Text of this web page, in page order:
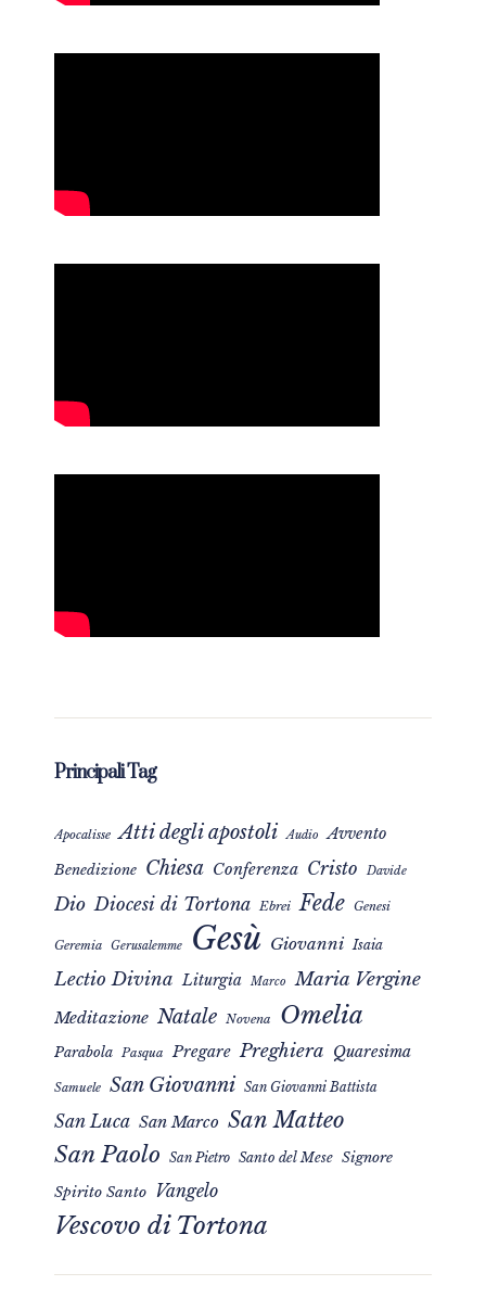
Principali Tag
Apocalisse Atti degli apostoli Audio Avvento
Benedizione Chiesa Conferenza Cristo Davide
Dio Diocesi di Tortona Ebrei Fede Genesi
Geremia Gerusalemme Gesù Giovanni Isaia
Lectio Divina Liturgia Marco Maria Vergine
Meditazione Natale Novena Omelia
Parabola Pasqua Pregare Preghiera Quaresima
Samuele San Giovanni San Giovanni Battista
San Luca San Marco San Matteo
San Paolo San Pietro Santo del Mese Signore
Spirito Santo Vangelo
Vescovo di Tortona